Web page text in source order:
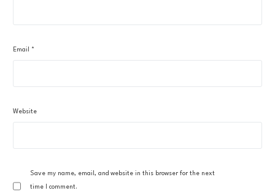
Email *
Website
Save my name, email, and website in this browser for the next
time I comment.